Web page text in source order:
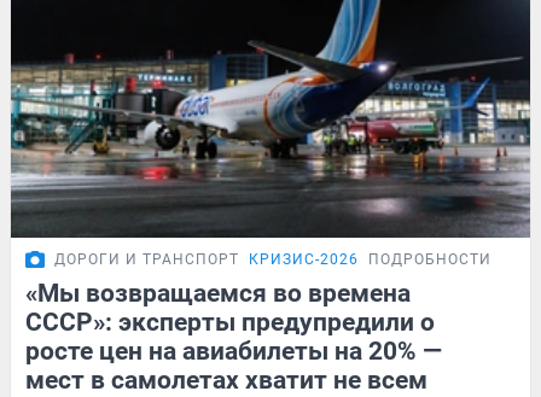
ДОРОГИ И ТРАНСПОРТ КРИЗИС-2026 ПОДРОБНОСТИ
«Мы возвращаемся во времена
СССР»: эксперты предупредили о
росте цен на авиабилеты на 20% —
мест в самолетах хватит не всем